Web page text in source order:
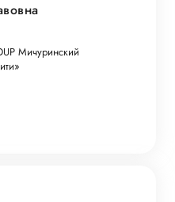
Мичуринский